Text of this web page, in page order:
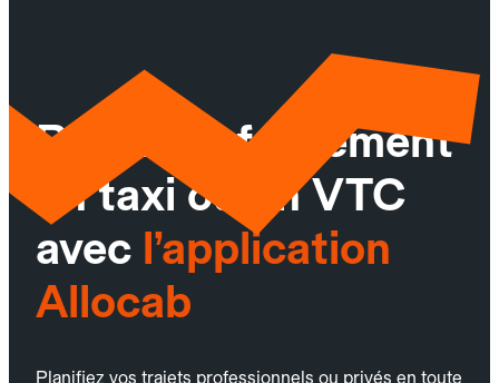
Réservez facilement
un taxi ou un VTC
avec l’application
Allocab
Planifiez vos trajets professionnels ou privés en toute